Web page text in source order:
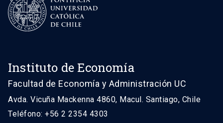
Instituto de Economía
Facultad de Economía y Administración UC
Avda. Vicuña Mackenna 4860, Macul. Santiago, Chile
Teléfono: +56 2 2354 4303